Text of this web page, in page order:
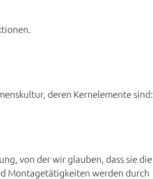
deren Kernelemente sind:
von der wir glauben, dass sie die
Montagetätigkeiten werden durch